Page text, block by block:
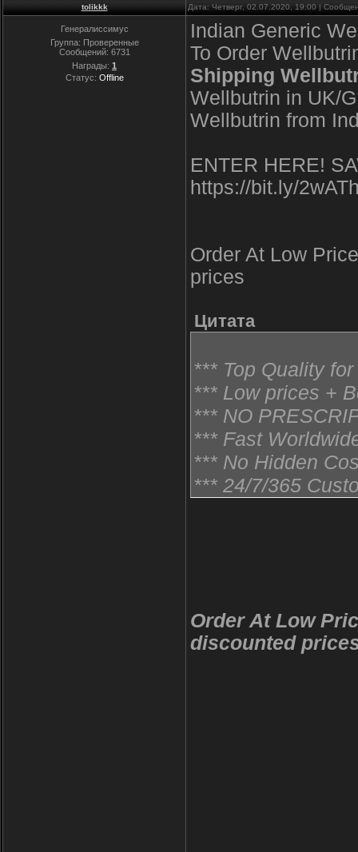
tolikkk Дата: Четверг, 02.07.2020, 19:00 |
Генералиссимус
Группа: Проверенные
Сообщений: 6731
Награды: 1
Статус: Offline
Indian Generic
To Order
Shipping
Wellbutrin in UK/
Wellbutrin from
ENTER HERE!
https://bit.ly/
Order At Low
prices
Цитата
*** Top Quality
*** Low prices +
*** NO
*** Fast
*** No Hidden
*** 24/7/365
Order At Low
discounted